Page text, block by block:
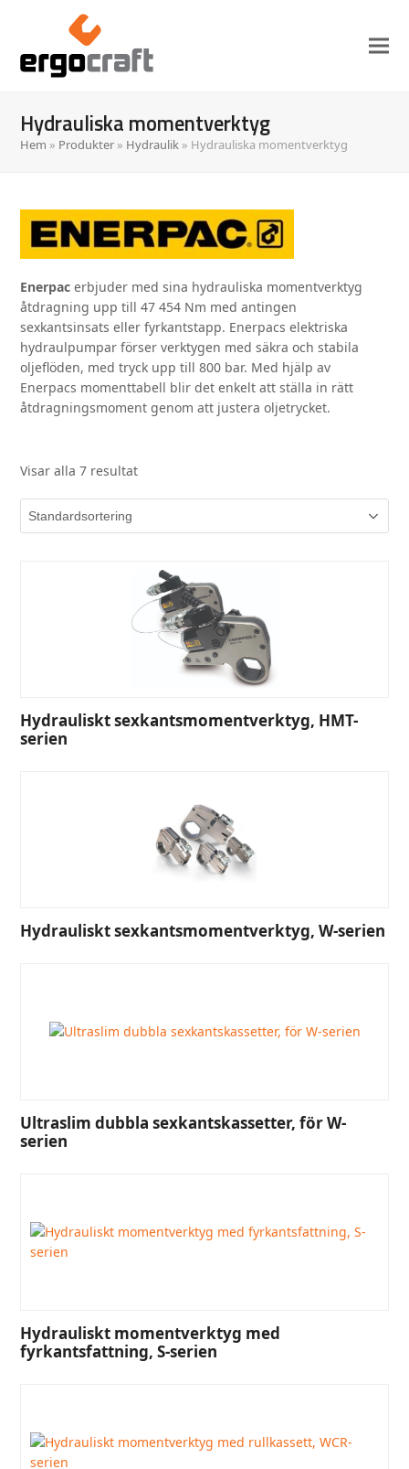
Hydrauliska momentverktyg
Hem » Produkter » Hydraulik » Hydrauliska momentverktyg
Enerpac erbjuder med sina hydrauliska momentverktyg
åtdragning upp till 47 454 Nm med antingen
sexkantsinsats eller fyrkantstapp. Enerpacs elektriska
hydraulpumpar förser verktygen med säkra och stabila
oljeflöden, med tryck upp till 800 bar. Med hjälp av
Enerpacs momenttabell blir det enkelt att ställa in rätt
åtdragningsmoment genom att justera oljetrycket.
Visar alla 7 resultat
Hydrauliskt sexkantsmomentverktyg, HMT-
serien
Hydrauliskt sexkantsmomentverktyg, W-serien
Ultraslim dubbla sexkantskassetter, för W-
serien
Hydrauliskt momentverktyg med
fyrkantsfattning, S-serien